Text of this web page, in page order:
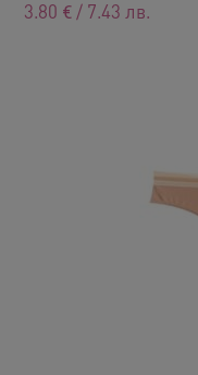
3.80 € / 7.43 лв.